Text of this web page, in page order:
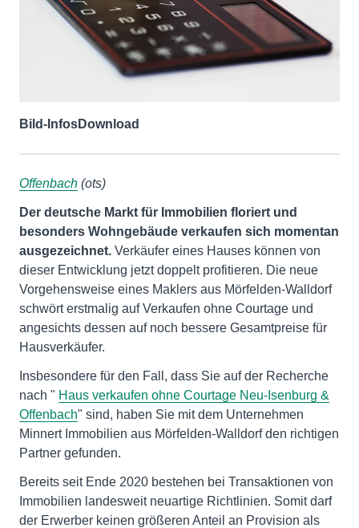
Bild-InfosDownload
Offenbach (ots)
Der deutsche Markt für Immobilien floriert und
besonders Wohngebäude verkaufen sich momentan
ausgezeichnet. Verkäufer eines Hauses können von
dieser Entwicklung jetzt doppelt profitieren. Die neue
Vorgehensweise eines Maklers aus Mörfelden-Walldorf
schwört erstmalig auf Verkaufen ohne Courtage und
angesichts dessen auf noch bessere Gesamtpreise für
Hausverkäufer.
Insbesondere für den Fall, dass Sie auf der Recherche
nach " Haus verkaufen ohne Courtage Neu-Isenburg &
Offenbach" sind, haben Sie mit dem Unternehmen
Minnert Immobilien aus Mörfelden-Walldorf den richtigen
Partner gefunden.
Bereits seit Ende 2020 bestehen bei Transaktionen von
Immobilien landesweit neuartige Richtlinien. Somit darf
der Erwerber keinen größeren Anteil an Provision als